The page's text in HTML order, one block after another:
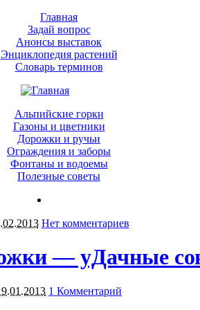
Главная
Задай вопрос
Анонсы выставок
Энциклопедия растений
Словарь терминов
Альпийские горки
Газоны и цветники
Дорожки и ручьи
Ограждения и заборы
Фонтаны и водоемы
Полезные советы
Нет комментариев
— уДачные
1 Комментарий